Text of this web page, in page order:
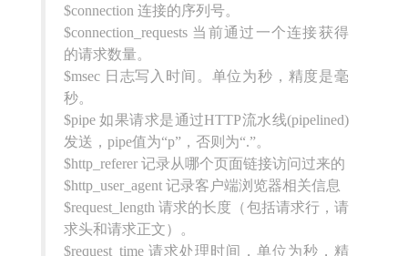
$connection 连接的序列号。
$connection_requests 当前通过一个连接获得
的请求数量。
$msec 日志写入时间。单位为秒，精度是毫
秒。
$pipe 如果请求是通过HTTP流水线(pipelined)
发送，pipe值为“p”，否则为“.”。
$http_referer 记录从哪个页面链接访问过来的
$http_user_agent 记录客户端浏览器相关信息
$request_length 请求的长度（包括请求行，请
求头和请求正文）。
$request_time 请求处理时间，单位为秒，精